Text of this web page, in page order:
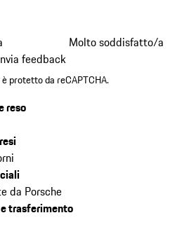
Molto soddisfatto/a
feedback
protetto da reCAPTCHA.
reso
da Porsche
trasferimento